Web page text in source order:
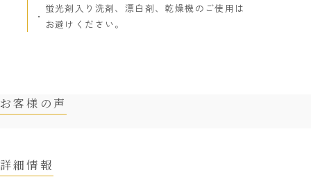
蛍光剤入り洗剤、漂白剤、乾燥機のご使用は
お避けください。
お客様の声
詳細情報